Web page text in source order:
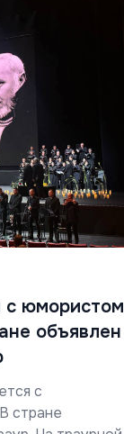
юмористом
объявлен
с
стране